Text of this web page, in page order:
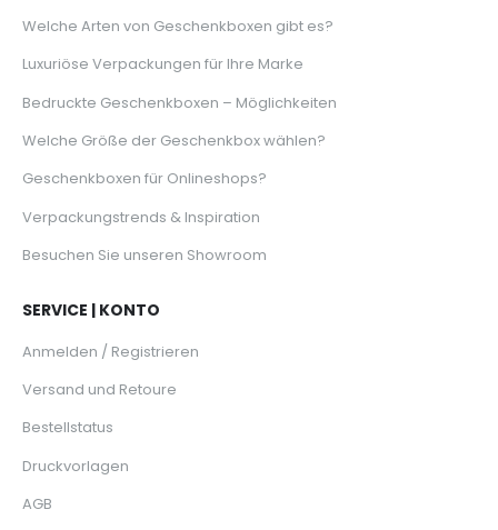
Welche Arten von Geschenkboxen gibt es?
Luxuriöse Verpackungen für Ihre Marke
Bedruckte Geschenkboxen – Möglichkeiten
Welche Größe der Geschenkbox wählen?
Geschenkboxen für Onlineshops?
Verpackungstrends & Inspiration
Besuchen Sie unseren Showroom
SERVICE | KONTO
Anmelden / Registrieren
Versand und Retoure
Bestellstatus
Druckvorlagen
AGB